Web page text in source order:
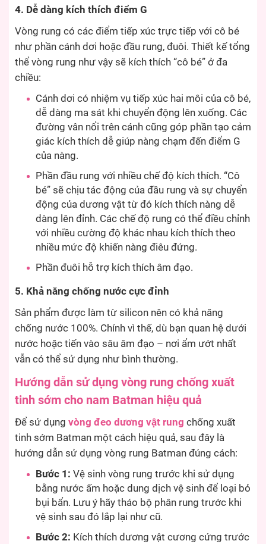
4. Dễ dàng kích thích điểm G
Vòng rung có các điểm tiếp xúc trực tiếp với cô bé
như phần cánh dơi hoặc đầu rung, đuôi. Thiết kế tổng
thể vòng rung như vậy sẽ kích thích “cô bé” ở đa
chiều:
Cánh dơi có nhiệm vụ tiếp xúc hai môi của cô bé,
dễ dàng ma sát khi chuyển động lên xuống. Các
đường vân nổi trên cánh cũng góp phần tạo cảm
giác kích thích dễ giúp nàng chạm đến điểm G
của nàng.
Phần đầu rung với nhiều chế độ kích thích. “Cô
bé” sẽ chịu tác động của đầu rung và sự chuyển
động của dương vật từ đó kích thích nàng dễ
dàng lên đỉnh. Các chế độ rung có thể điều chỉnh
với nhiều cường độ khác nhau kích thích theo
nhiều mức độ khiến nàng điêu đứng.
Phần đuôi hỗ trợ kích thích âm đạo.
5. Khả năng chống nước cực đỉnh
Sản phẩm được làm từ silicon nên có khả năng
chống nước 100%. Chính vì thế, dù bạn quan hệ dưới
nước hoặc tiến vào sâu âm đạo – nơi ẩm ướt nhất
vẫn có thể sử dụng như bình thường.
Hướng dẫn sử dụng vòng rung chống xuất
tinh sớm cho nam Batman hiệu quả
Để sử dụng vòng đeo dương vật rung chống xuất
tinh sớm Batman một cách hiệu quả, sau đây là
hướng dẫn sử dụng vòng rung Batman đúng cách:
Bước 1: Vệ sinh vòng rung trước khi sử dụng
bằng nước ấm hoặc dung dịch vệ sinh để loại bỏ
bụi bẩn. Lưu ý hãy tháo bộ phân rung trước khi
vệ sinh sau đó lắp lại như cũ.
Bước 2: Kích thích dương vật cương cứng trước